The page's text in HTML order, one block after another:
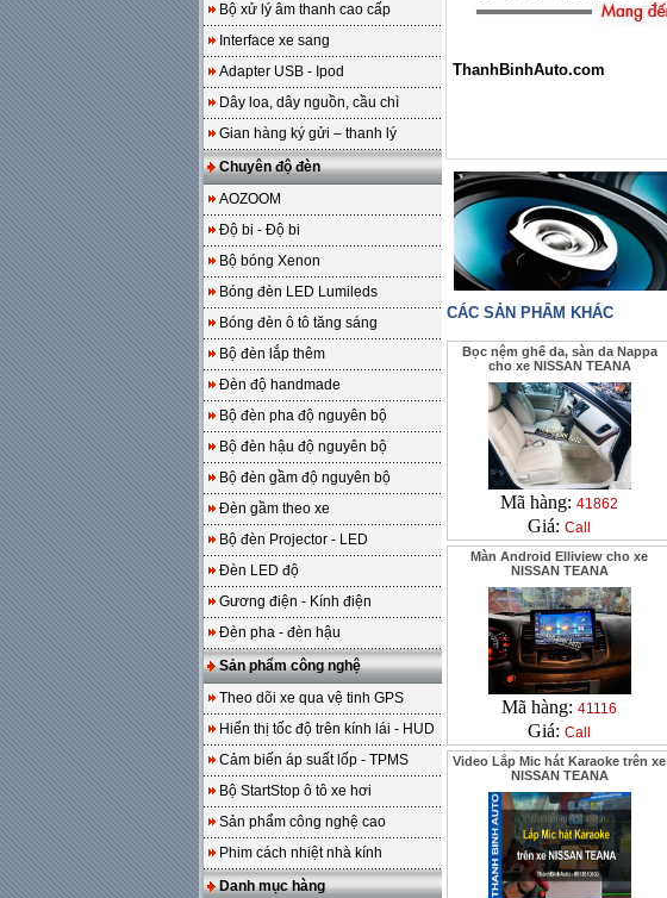
Bộ xử lý âm thanh cao cấp
Interface xe sang
Adapter USB - Ipod
Dây loa, dây nguồn, cầu chì
Gian hàng ký gửi – thanh lý
Chuyên độ đèn
AOZOOM
Độ bi - Độ bi
Bộ bóng Xenon
Bóng đèn LED Lumileds
Bóng đèn ô tô tăng sáng
Bộ đèn lắp thêm
Đèn độ handmade
Bộ đèn pha độ nguyên bộ
Bộ đèn hậu độ nguyên bộ
Bộ đèn gầm độ nguyên bộ
Đèn gầm theo xe
Bộ đèn Projector - LED
Đèn LED độ
Gương điện - Kính điện
Đèn pha - đèn hậu
Sản phẩm công nghệ
Theo dõi xe qua vệ tinh GPS
Hiển thị tốc độ trên kính lái - HUD
Cảm biến áp suất lốp - TPMS
Bộ StartStop ô tô xe hơi
Sản phẩm công nghệ cao
Phim cách nhiệt nhà kính
Danh mục hàng
ThanhBinhAuto.com
CÁC SẢN PHẨM KHÁC
Bọc nệm ghế da, sàn da Nappa
cho xe NISSAN TEANA
Mã hàng: 41862
Giá: Call
Màn Android Elliview cho xe
NISSAN TEANA
Mã hàng: 41116
Giá: Call
Video Lắp Mic hát Karaoke trên xe
NISSAN TEANA